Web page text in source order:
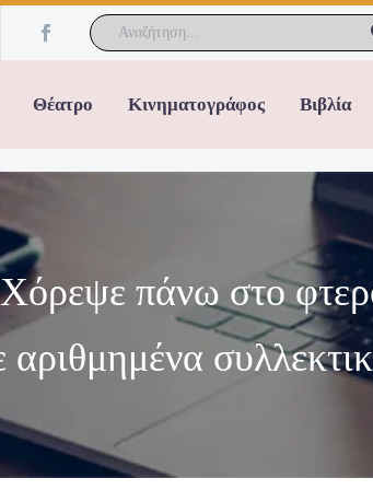
Θέατρο Κινηματογράφος Βιβλία
πάνω στο
αριθμημένα